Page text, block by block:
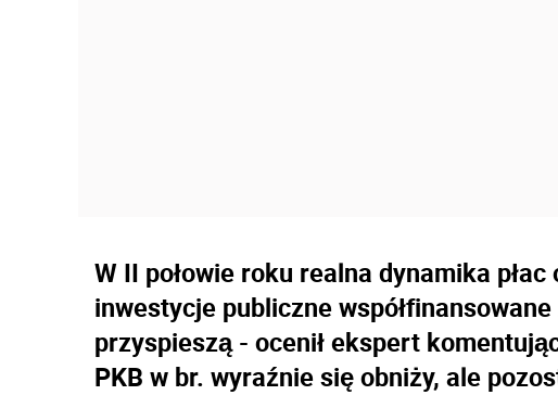
W II połowie roku realna dynamika
inwestycje publiczne
przyspieszą - ocenił ekspert
PKB w br. wyraźnie się obniży, ale